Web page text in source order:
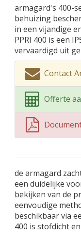
armagard's 400-
behuizing
in een vijandige
PPRI 400 is een
vervaardigd uit
Contact
Offerte
de armagard
een duidelijke
bekijken van de
eenvoudige
beschikbaar via
400 is stofdicht